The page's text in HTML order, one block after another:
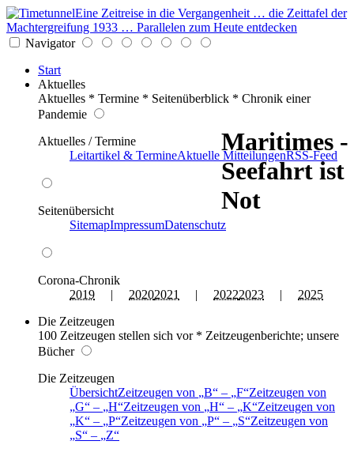
Eine Zeitreise in die Vergangenheit … die Zeittafel der
Machtergreifung 1933 … Parallelen zum Heute entdecken
Navigator
Start
Aktuelles
Aktuelles * Termine * Seitenüberblick * Chronik einer
Pandemie
Aktuelles / Termine
Leitartikel & TermineAktuelle MitteilungenRSS-Feed
Seitenübersicht
SitemapImpressumDatenschutz
Corona-Chronik
2019 | 20202021 | 20222023 | 2025
Die Zeitzeugen
100 Zeitzeugen stellen sich vor * Zeitzeugenberichte; unsere
Bücher
Die Zeitzeugen
ÜbersichtZeitzeugen von B – F Zeitzeugen von
G
– H Zeitzeugen von H – K Zeitzeugen von
K
– P Zeitzeugen von P – S Zeitzeugen von
S
– Z
Maritimes -
Seefahrt ist
Not